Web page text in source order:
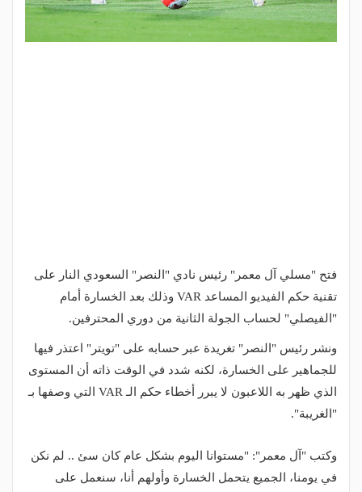
فتح "مسلي آل معمر" رئيس نادي "النصر" السعودي النار على
تقنية حكم الفيديو المساعد VAR وذلك بعد الخسارة أمام
"الفيصلي" لحساب الجولة الثانية من دوري المحترفين.
ونشر رئيس "النصر" تغريدة عبر حسابه على "تويتر" اعتذر فيها
للجماهير على الخسارة، لكنه شدد في الوقت ذاته أن المستوى
الذي ظهر به اللاعبون لا يبرر أخطاء حكم الـ VAR التي وصفها بـ
"الغريبة".
وكتب "آل معمر": "مستوانا اليوم بشكل عام كان سئ .. لم نكن
في يومنا، الجميع يتحمل الخسارة وأولهم أنا، سنعمل على